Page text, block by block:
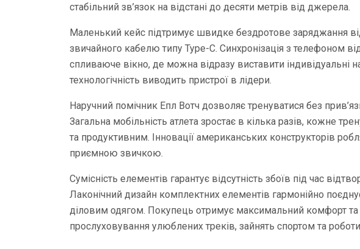
стабільний зв’язок на відстані до десяти метрів від джерела.
Маленький кейс підтримує швидке бездротове заряджання
звичайного кабелю типу Type-C. Синхронізація з телефоном
спливаюче вікно, де можна відразу виставити індивідуальні
технологічність виводить пристрої в лідери.
Наручний помічник Епл Вотч дозволяє тренуватися без
Загальна мобільність атлета зростає в кілька разів, кожне
та продуктивним. Інновації американських конструкторів
приємною звичкою.
Сумісність елементів гарантує відсутність збоїв під час
Лаконічний дизайн комплектних елементів гармонійно
діловим одягом. Покупець отримує максимальний комфорт та
прослуховування улюблених треків, зайнять спортом та